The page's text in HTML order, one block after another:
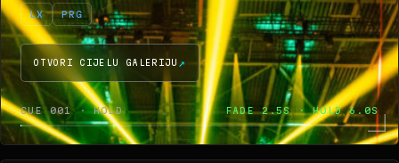
LX PRG
OTVORI CIJELU GALERIJU
CUE 001 · HOLD FADE 2.5S · HOLD 6.0S